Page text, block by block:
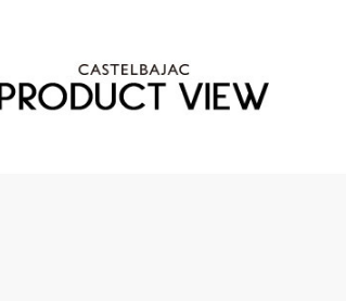
장바구니 쿠폰